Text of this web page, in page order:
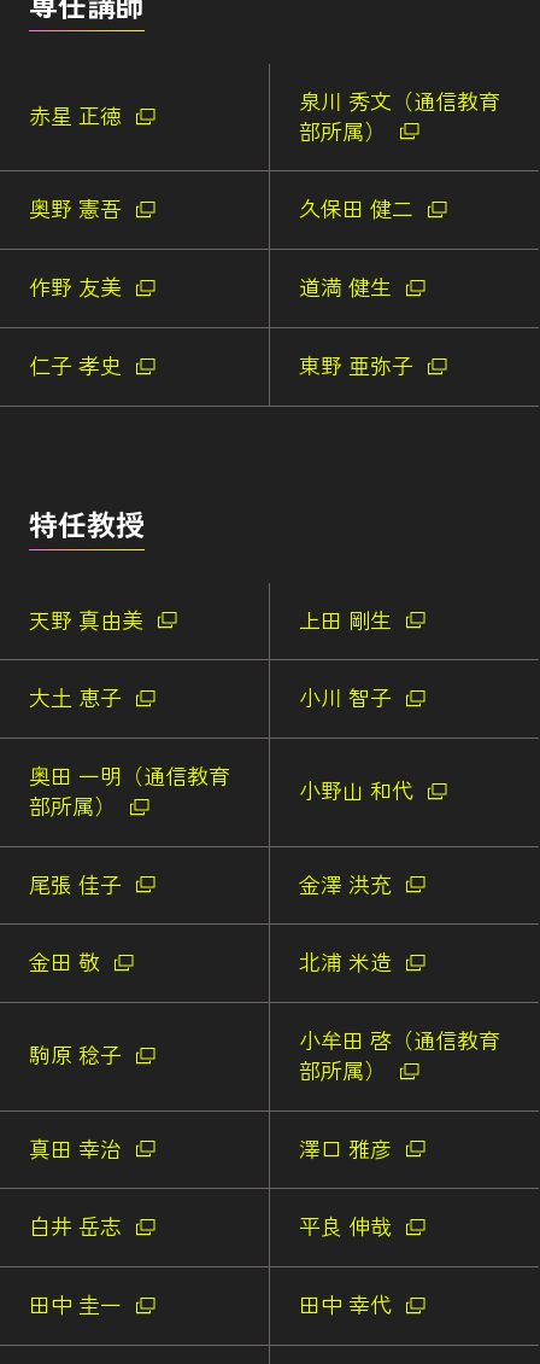
赤星 正徳
泉川 秀文（通信教育
部所属）
奥野 憲吾 久保田 健二
作野 友美 道満 健生
仁子 孝史 東野 亜弥子
特任教授
天野 真由美 上田 剛生
大土 恵子 小川 智子
奥田 一明（通信教育
部所属）
小野山 和代
尾張 佳子 金澤 洪充
金田 敬 北浦 米造
駒原 稔子
小牟田 啓（通信教育
部所属）
真田 幸治 澤口 雅彦
白井 岳志 平良 伸哉
田中 圭一 田中 幸代